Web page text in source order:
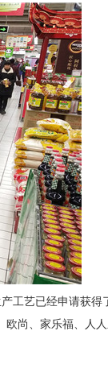
工艺已经申请获得
欧尚、家乐福、人